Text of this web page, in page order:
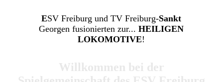
ESV Freiburg und TV Freiburg-Sankt
Georgen fusionierten zur...HEILIGEN
LOKOMOTIVE!